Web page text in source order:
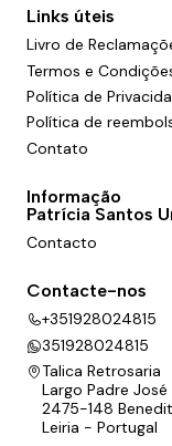
Links úteis
Livro de
Termos e
Política de
Política de
Contato
Informação
Patrícia Santos
Contacto
Contacte-nos
+351928024815
351928024815
Talica Retrosaria
Largo Padre
2475-148
Leiria - Portugal